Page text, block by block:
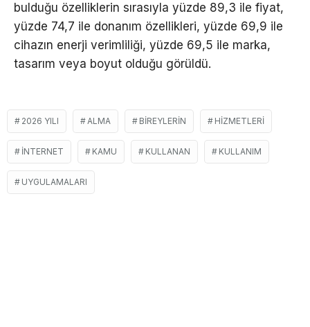
bulduğu özelliklerin sırasıyla yüzde 89,3 ile fiyat,
yüzde 74,7 ile donanım özellikleri, yüzde 69,9 ile
cihazın enerji verimliliği, yüzde 69,5 ile marka,
tasarım veya boyut olduğu görüldü.
2026 YILI ALMA BIREYLERIN HIZMETLERI
INTERNET KAMU KULLANAN KULLANIM
UYGULAMALARI